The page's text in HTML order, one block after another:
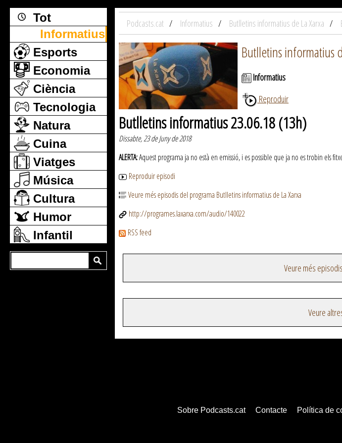
Tot
Informatius
Esports
Economia
Ciència
Tecnologia
Natura
Cuina
Viatges
Música
Cultura
Humor
Infantil
Podcasts.cat Informatius Butlletins informatius de La Xarxa
Butlletins informatius
Informatius
Reproduir
Butlletins informatius 23.06.18 (13h)
Dissabte, 23 de Juny de 2018
ALERTA:Aquest programa ja no està en emissió, i es possible que ja no es trobin els
Reproduir episodi
Veure més episodis del programa Butlletins informatius de La Xarxa
http://programes.laxarxa.com/audio/140022
RSS feed
Veure més
Veure
Sobre Podcasts.cat Contacte Política de